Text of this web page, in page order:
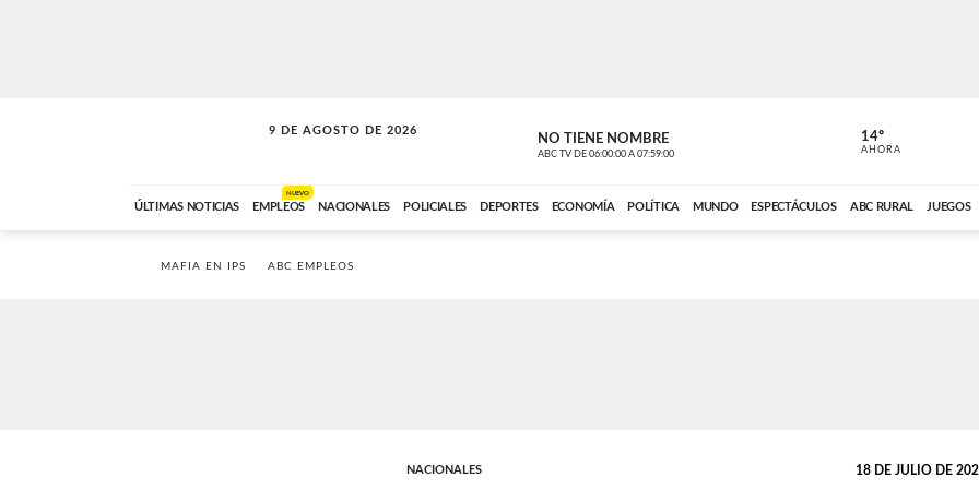
9 DE AGOSTO DE 2026
SOLO MÚSICA NO TIENE NOMBRE
ABC TV DE 06:00:00 A 07:59:00 ABC CARDINAL
14º
AHORA
ÚLTIMAS NOTICIAS EMPLEOS
NUEVO
NACIONALES POLICIALES DEPORTES ECONOMÍA POLÍTICA MUNDO ESPECTÁCULOS ABC RURAL JUEGOS
MAFIA EN IPS ABC EMPLEOS
NACIONALES 18 DE JULIO DE